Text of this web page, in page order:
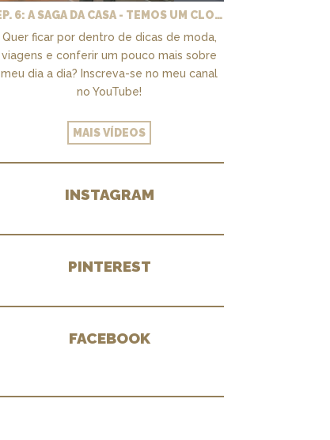
EP. 6: A SAGA DA CASA - TEMOS UM CLOSET PRA CHAMAR DE NOSSO + MARCENARIA E PAISAGISMO
Quer ficar por dentro de dicas de moda,
viagens e conferir um pouco mais sobre
meu dia a dia? Inscreva-se no meu canal
no YouTube!
MAIS VÍDEOS
INSTAGRAM
PINTEREST
FACEBOOK